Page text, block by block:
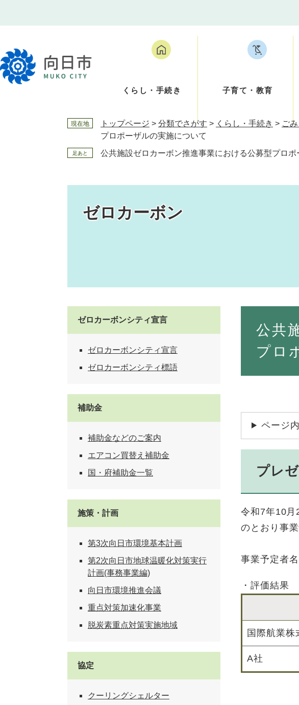
先
頭
で
を
飛
ば
くらし・手続き 子育て・教育
現在地 トップページ > 分類でさがす > くらし・手続き > ご
プロポーザルの実施について
足あと 公共施設ゼロカーボン推進事業における公募型プロポ
ゼロカーボン
公共
プロ
ページ
プレ
令和7年10月
のとおり事
事業予定者
・評価結果
国際航業株
A社
ゼロカーボンシティ宣言
ゼロカーボンシティ宣言
ゼロカーボンシティ標語
補助金
補助金などのご案内
エアコン買替え補助金
国・府補助金一覧
施策・計画
第3次向日市環境基本計画
第2次向日市地球温暖化対策実行
計画(事務事業編)
向日市環境推進会議
重点対策加速化事業
脱炭素重点対策実施地域
協定
クーリングシェルター